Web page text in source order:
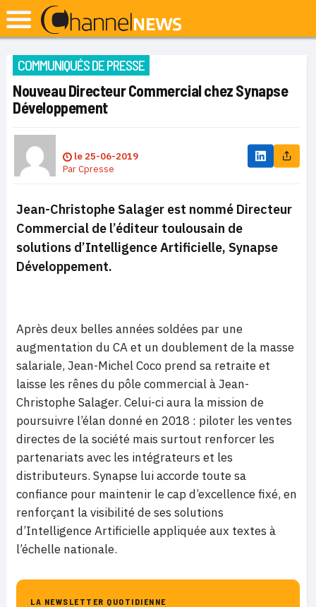
COMMUNIQUÉS DE PRESSE
Nouveau Directeur Commercial chez Synapse
Développement
le 25-06-2019
ParCpresse
Jean-Christophe Salager est nommé Directeur
Commercial de l’éditeur toulousain de
solutions d’Intelligence Artificielle, Synapse
Développement.
Après deux belles années soldées par une
augmentation du CA et un doublement de la masse
salariale, Jean-Michel Coco prend sa retraite et
laisse les rênes du pôle commercial à Jean-
Christophe Salager. Celui-ci aura la mission de
poursuivre l’élan donné en 2018 : piloter les ventes
directes de la société mais surtout renforcer les
partenariats avec les intégrateurs et les
distributeurs. Synapse lui accorde toute sa
confiance pour maintenir le cap d’excellence fixé, en
renforçant la visibilité de ses solutions
d’Intelligence Artificielle appliquée aux textes à
l’échelle nationale.
LA NEWSLETTER QUOTIDIENNE